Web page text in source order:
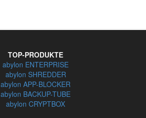
TOP-PRODUKTE
abylon ENTERPRISE
abylon SHREDDER
abylon APP-BLOCKER
abylon BACKUP-TUBE
abylon CRYPTBOX